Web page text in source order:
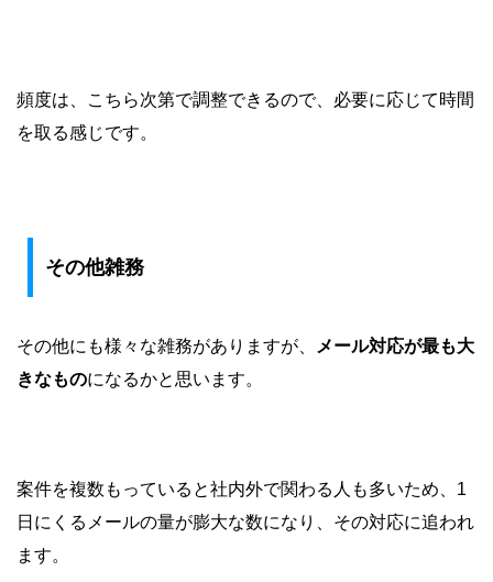
頻度は、こちら次第で調整できるので、必要に応じて時間
を取る感じです。
その他雑務
その他にも様々な雑務がありますが、
メール対応が最も大
きなものになるかと思います。
案件を複数もっていると社内外で関わる人も多いため、1
日にくるメールの量が膨大な数になり、その対応に追われ
ます。